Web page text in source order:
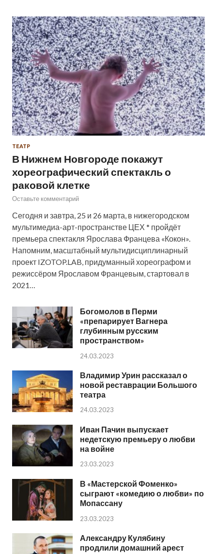
ТЕАТР
В Нижнем Новгороде покажут
хореографический спектакль о
раковой клетке
Оставьте комментарий
Сегодня и завтра, 25 и 26 марта, в нижегородском
мультимедиа-арт-пространстве ЦЕХ * пройдёт
премьера спектакля Ярослава Францева «Кокон».
Напомним, масштабный мультидисциплинарный
проект IZOTOP.LAB, придуманный хореографом и
режиссёром Ярославом Францевым, стартовал в
2021…
Богомолов в Перми
«препарирует Вагнера
глубинным русским
пространством»
24.03.2023
Владимир Урин рассказал о
новой реставрации Большого
театра
24.03.2023
Иван Пачин выпускает
недетскую премьеру о любви
на войне
23.03.2023
В «Мастерской Фоменко»
сыграют «комедию о любви» по
Мопассану
23.03.2023
Александру Кулябину
продлили домашний арест